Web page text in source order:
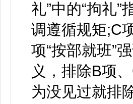
礼”中的“拘礼
调遵循规矩;C
项“按部就班”
义，排除B项
为没见过就排